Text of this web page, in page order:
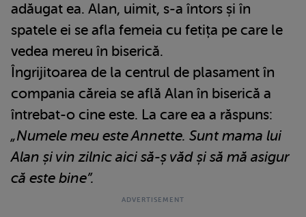
adăugat ea. Alan, uimit, s-a întors și în
spatele ei se afla femeia cu fetița pe care le
vedea mereu în biserică.
Îngrijitoarea de la centrul de plasament în
compania căreia se află Alan în biserică a
întrebat-o cine este. La care ea a răspuns:
„Numele meu este Annette. Sunt mama lui
Alan și vin zilnic aici să-ș văd și să mă asigur
că este bine”.